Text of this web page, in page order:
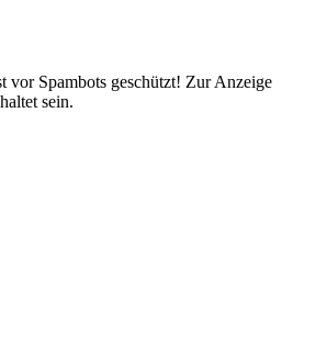
vor Spambots geschützt! Zur Anzeige
sein.